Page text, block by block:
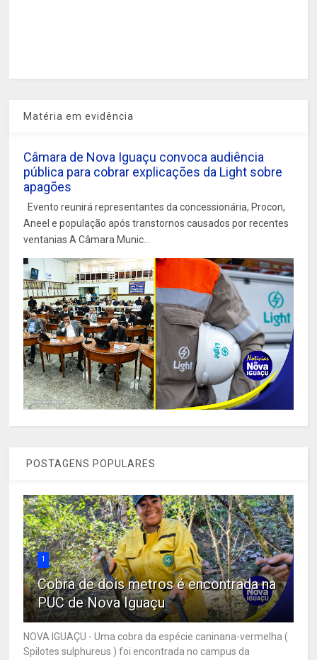
Matéria em evidência
Câmara de Nova Iguaçu convoca audiência
pública para cobrar explicações da Light sobre
apagões
Evento reunirá representantes da concessionária, Procon,
Aneel e população após transtornos causados por recentes
ventanias A Câmara Munic...
POSTAGENS POPULARES
1
Cobra de dois metros é encontrada na
PUC de Nova Iguaçu
NOVA IGUAÇU - Uma cobra da espécie caninana-vermelha (
Spilotes sulphureus ) foi encontrada no campus da